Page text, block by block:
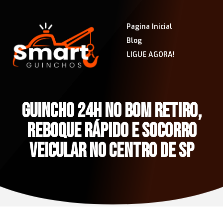
Pagina Inicial
Blog
LIGUE AGORA!
GUINCHO 24H NO BOM RETIRO,
REBOQUE RÁPIDO E SOCORRO
VEICULAR NO CENTRO DE SP